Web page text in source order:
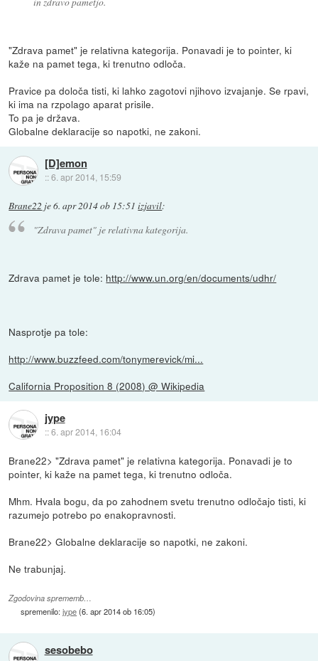
"Zdrava pamet" je relativna kategorija. Ponavadi je to pointer, ki
kaže na pamet tega, ki trenutno odloča.
Pravice pa določa tisti, ki lahko zagotovi njihovo izvajanje. Se rpavi,
ki ima na rzpolago aparat prisile.
To pa je država.
Globalne deklaracije so napotki, ne zakoni.
[D]emon
::6. apr 2014, 15:59
Brane22 je6. apr 2014 ob 15:51 izjavil:
"Zdrava pamet" je relativna kategorija.
Zdrava pamet je tole: http://www.un.org/en/documents/udhr/
Nasprotje pa tole:
http://www.buzzfeed.com/tonymerevick/mi...
California Proposition 8 (2008) @ Wikipedia
jype
::6. apr 2014, 16:04
Brane22> "Zdrava pamet" je relativna kategorija. Ponavadi je to
pointer, ki kaže na pamet tega, ki trenutno odloča.
Mhm. Hvala bogu, da po zahodnem svetu trenutno odločajo tisti, ki
razumejo potrebo po enakopravnosti.
Brane22> Globalne deklaracije so napotki, ne zakoni.
Ne trabunjaj.
Zgodovina sprememb…
spremenilo:jype(6. apr 2014 ob 16:05)
sesobebo